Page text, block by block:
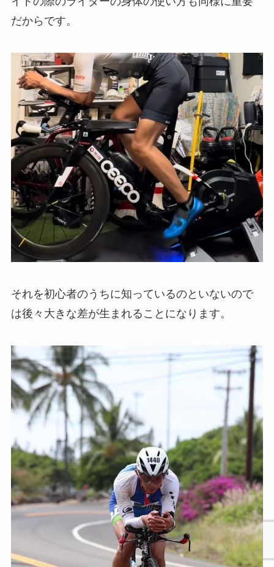
だからです。
それを初心者のうちに知っているのといないので
は後々大きな差が生まれることになります。